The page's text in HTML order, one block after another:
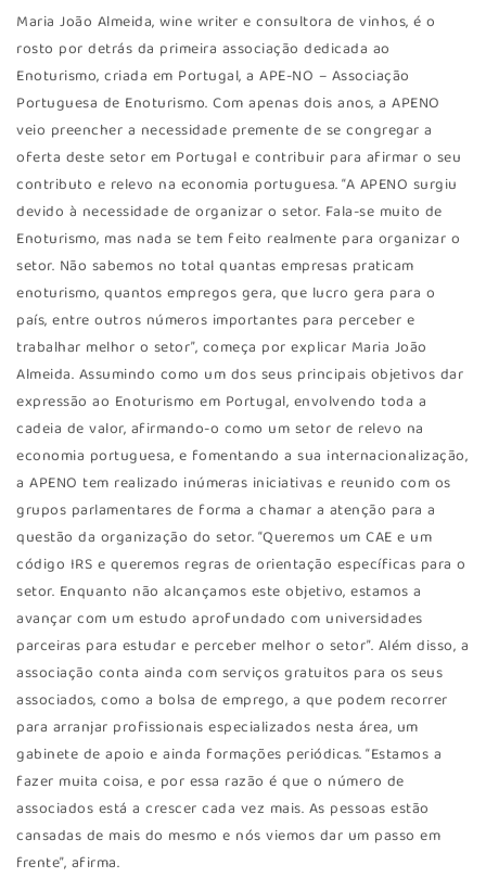
Maria João Almeida, wine writer e consultora de vinhos, é o
rosto por detrás da primeira associação dedicada ao
Enoturismo, criada em Portugal, a APE-NO – Associação
Portuguesa de Enoturismo. Com apenas dois anos, a APENO
veio preencher a necessidade premente de se congregar a
oferta deste setor em Portugal e contribuir para afirmar o seu
contributo e relevo na economia portuguesa. “A APENO surgiu
devido à necessidade de organizar o setor. Fala-se muito de
Enoturismo, mas nada se tem feito realmente para organizar o
setor. Não sabemos no total quantas empresas praticam
enoturismo, quantos empregos gera, que lucro gera para o
país, entre outros números importantes para perceber e
trabalhar melhor o setor”, começa por explicar Maria João
Almeida. Assumindo como um dos seus principais objetivos dar
expressão ao Enoturismo em Portugal, envolvendo toda a
cadeia de valor, afirmando-o como um setor de relevo na
economia portuguesa, e fomentando a sua internacionalização,
a APENO tem realizado inúmeras iniciativas e reunido com os
grupos parlamentares de forma a chamar a atenção para a
questão da organização do setor. “Queremos um CAE e um
código IRS e queremos regras de orientação específicas para o
setor. Enquanto não alcançamos este objetivo, estamos a
avançar com um estudo aprofundado com universidades
parceiras para estudar e perceber melhor o setor”. Além disso, a
associação conta ainda com serviços gratuitos para os seus
associados, como a bolsa de emprego, a que podem recorrer
para arranjar profissionais especializados nesta área, um
gabinete de apoio e ainda formações periódicas. “Estamos a
fazer muita coisa, e por essa razão é que o número de
associados está a crescer cada vez mais. As pessoas estão
cansadas de mais do mesmo e nós viemos dar um passo em
frente”, afirma.